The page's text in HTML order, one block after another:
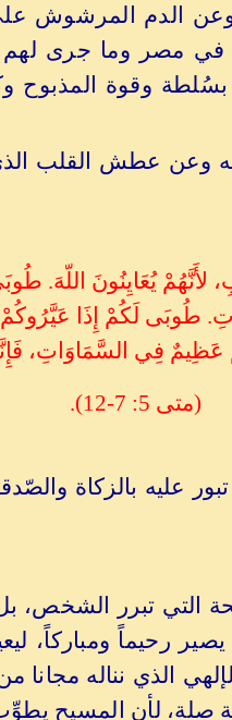
الدم المرشوش
في مصر وما جرى
وقوة المذبوح
وعن عطش القلب الذي
يُعَايِنُونَ اللّهَ.
طُوبَى لَكُمْ إِذَا
عَظِيمٌ فِي السَّمَاوَاتِ،
(متى 5: 7-12).
عليه بالزكاة
التي تبرر الشخص،
رحيماً ومباركاً،
الذي نناله
صلة، لأن المسيح